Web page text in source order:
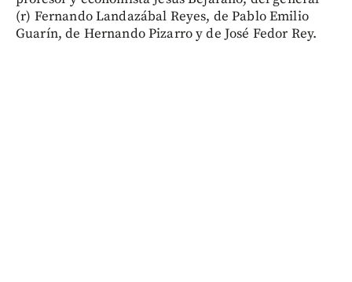
(r) Fernando Landazábal Reyes, de Pablo Emilio
Guarín, de Hernando Pizarro y de José Fedor Rey.